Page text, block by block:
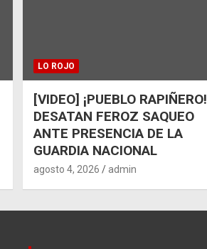
LO ROJO
[VIDEO] ¡PUEBLO RAPIÑERO!
DESATAN FEROZ SAQUEO
ANTE PRESENCIA DE LA
GUARDIA NACIONAL
agosto 4, 2026 admin